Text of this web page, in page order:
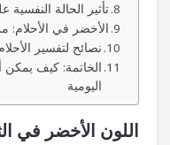
تأثير الحالة
الأخضر في الأحلام:
نصائح لتفسير
الخاتمة: كيف يمكن
اليومية
اللون الأخضر في